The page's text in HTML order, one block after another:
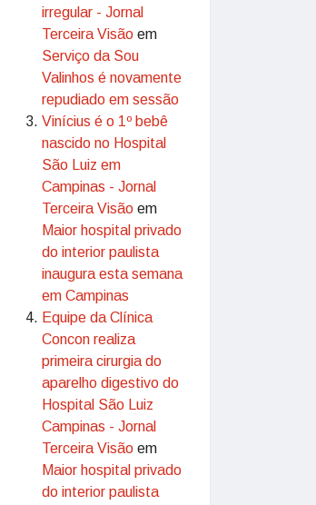
irregular - Jornal
Terceira Visão em
Serviço da Sou
Valinhos é novamente
repudiado em sessão
Vinícius é o 1º bebê
nascido no Hospital
São Luiz em
Campinas - Jornal
Terceira Visão em
Maior hospital privado
do interior paulista
inaugura esta semana
em Campinas
Equipe da Clínica
Concon realiza
primeira cirurgia do
aparelho digestivo do
Hospital São Luiz
Campinas - Jornal
Terceira Visão em
Maior hospital privado
do interior paulista